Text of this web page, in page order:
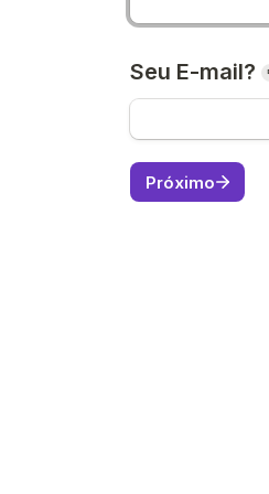
Seu E-mail?
Próximo